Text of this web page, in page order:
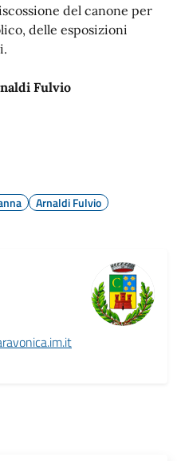
del canone per
delle esposizioni
Fulvio
Arnaldi Fulvio